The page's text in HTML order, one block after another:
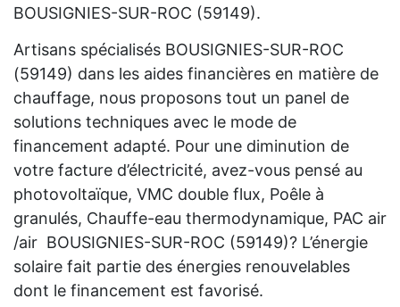
BOUSIGNIES-SUR-ROC (59149).
Artisans spécialisés BOUSIGNIES-SUR-ROC
(59149) dans les aides financières en matière de
chauffage, nous proposons tout un panel de
solutions techniques avec le mode de
financement adapté. Pour une diminution de
votre facture d’électricité, avez-vous pensé au
photovoltaïque, VMC double flux, Poêle à
granulés, Chauffe-eau thermodynamique, PAC air
/air BOUSIGNIES-SUR-ROC (59149)? L’énergie
solaire fait partie des énergies renouvelables
dont le financement est favorisé.